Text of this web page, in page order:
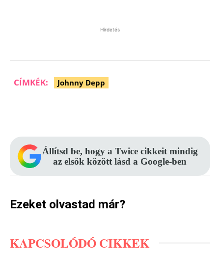
Hirdetés
CÍMKÉK: Johnny Depp
Állítsd be, hogy a Twice cikkeit mindig
az elsők között lásd a Google-ben
Ezeket olvastad már?
KAPCSOLÓDÓ CIKKEK